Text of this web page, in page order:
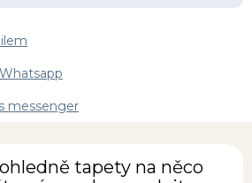
messenger
tapety na něco